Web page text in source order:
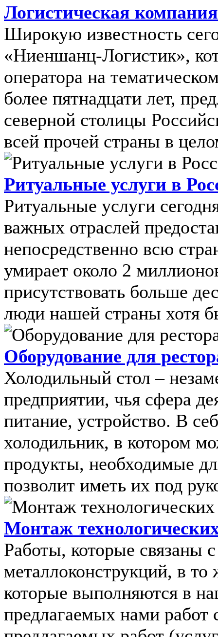
Логистическая
Широкую известность
«Ниеншанц-Логистик»,
оператора на
более пятнадцати лет,
северной столицы
всей прочей страны в
Ритуальные услуги в
Ритуальные услуги
важных отраслей
непосредственно всю
умирает около 2
присутствовать больше
люди нашей страны хотя
Оборудование для
Холодильный стол –
предприятии, чья сфера
питание, устройство. В
холодильник, в котором
продукты, необходимые
позволит иметь их под
Монтаж
Работы, которые связаны
металлоконструкций, в
которые выполняются в
предлагаемых нами работ